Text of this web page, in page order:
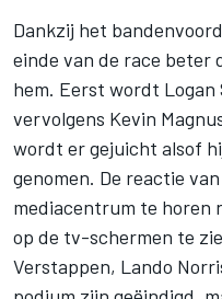
Dankzij het
einde van de race beter
hem. Eerst wordt Logan
vervolgens Kevin
wordt er gejuicht alsof
genomen. De reactie
mediacentrum te horen
op de tv-schermen te
Verstappen, Lando